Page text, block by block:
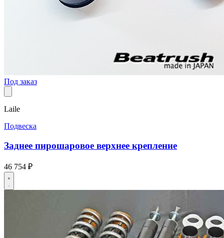
Под заказ
Laile
Подвеска
Заднее пирошаровое верхнее крепление
46 754 ₽